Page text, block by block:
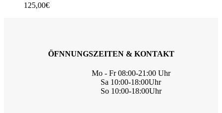
125,00€
ÖFNNUNGSZEITEN & KONTAKT
Mo - Fr 08:00-21:00 Uhr
Sa 10:00-18:00Uhr
So 10:00-18:00Uhr